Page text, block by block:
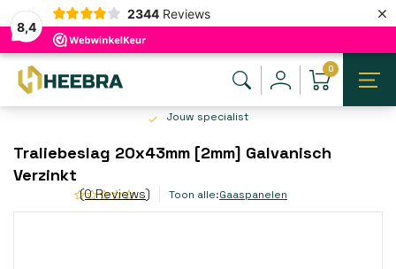
8,4
2344 Reviews ×
0
Jouw specialist
Traliebeslag 20x43mm [2mm] Galvanisch
Verzinkt
(0 Reviews) Toon alle:Gaaspanelen